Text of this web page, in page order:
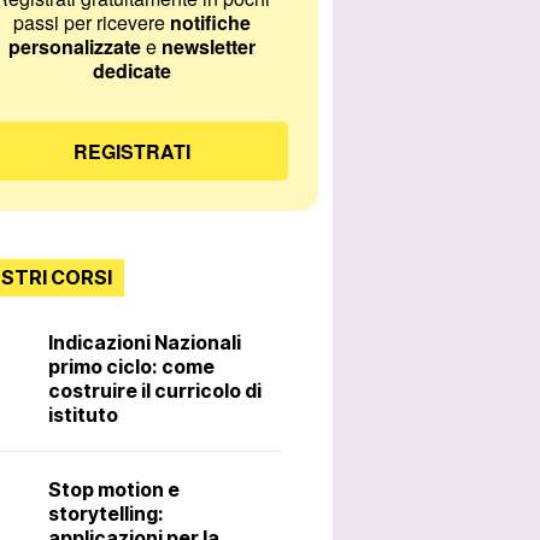
passi per ricevere notifiche
personalizzatee newsletter
dedicate
REGISTRATI
CORSI
Indicazioni Nazionali
primo ciclo: come
costruire il curricolo di
istituto
Stop motion e
storytelling: